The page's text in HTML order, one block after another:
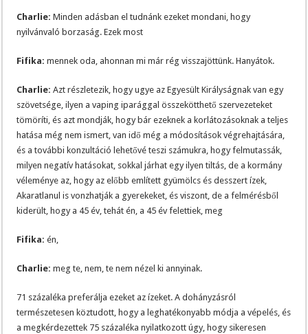
Charlie: Minden adásban el tudnánk ezeket mondani, hogy
nyilvánvaló borzaság. Ezek most
Fifika: mennek oda, ahonnan mi már rég visszajöttünk. Hanyátok.
Charlie: Azt részletezik, hogy ugye az Egyesült Királyságnak van egy
szövetsége, ilyen a vaping iparággal összekötthető szervezeteket
tömöríti, és azt mondják, hogy bár ezeknek a korlátozásoknak a teljes
hatása még nem ismert, van idő még a módosítások végrehajtására,
és a további konzultáció lehetővé teszi számukra, hogy felmutassák,
milyen negatív hatásokat, sokkal járhat egy ilyen tiltás, de a kormány
véleménye az, hogy az előbb említett gyümölcs és desszert ízek,
Akaratlanul is vonzhatják a gyerekeket, és viszont, de a felmérésből
kiderült, hogy a 45 év, tehát én, a 45 év felettiek, meg
Fifika: én,
Charlie: meg te, nem, te nem nézel ki annyinak.
71 százaléka preferálja ezeket az ízeket. A dohányzásról
természetesen köztudott, hogy a leghatékonyabb módja a vépelés, és
a megkérdezettek 75 százaléka nyilatkozott úgy, hogy sikeresen